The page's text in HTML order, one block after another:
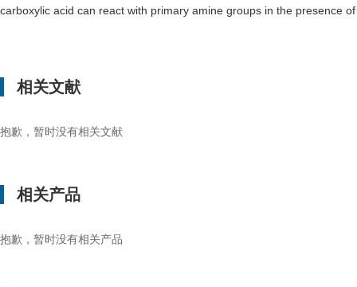
carboxylic acid can react with primary amine groups in the presence
相关文献
抱歉，暂时没有相关文献
相关产品
抱歉，暂时没有相关产品